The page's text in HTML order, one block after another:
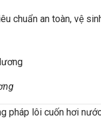
chuẩn an toàn, vệ
pháp lôi cuốn hơi